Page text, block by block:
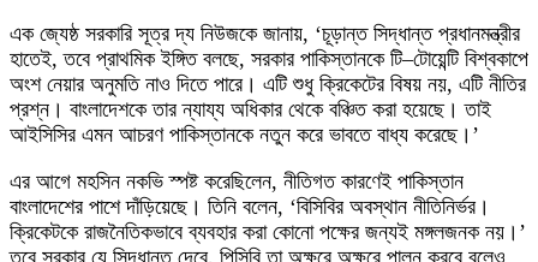
এক জ্যেষ্ঠ সরকারি সূত্র দ্য নিউজকে জানায়, ‘চূড়ান্ত সিদ্ধান্ত প্রধানমন্ত্রীর
হাতেই, তবে প্রাথমিক ইঙ্গিত বলছে, সরকার পাকিস্তানকে টি–টোয়েন্টি বিশ্বকাপে
অংশ নেয়ার অনুমতি নাও দিতে পারে। এটি শুধু ক্রিকেটের বিষয় নয়, এটি নীতির
প্রশ্ন। বাংলাদেশকে তার ন্যায্য অধিকার থেকে বঞ্চিত করা হয়েছে। তাই
আইসিসির এমন আচরণ পাকিস্তানকে নতুন করে ভাবতে বাধ্য করেছে।’
এর আগে মহসিন নকভি স্পষ্ট করেছিলেন, নীতিগত কারণেই পাকিস্তান
বাংলাদেশের পাশে দাঁড়িয়েছে। তিনি বলেন, ‘বিসিবির অবস্থান নীতিনির্ভর।
ক্রিকেটকে রাজনৈতিকভাবে ব্যবহার করা কোনো পক্ষের জন্যই মঙ্গলজনক নয়।’
তবে সরকার যে সিদ্ধান্ত দেবে, পিসিবি তা অক্ষরে অক্ষরে পালন করবে বলেও